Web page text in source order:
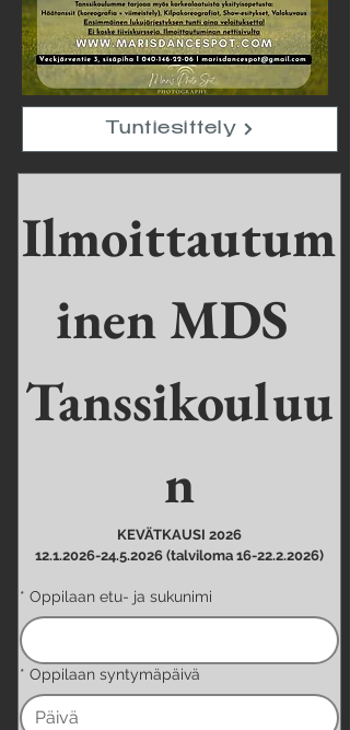
Tuntiesittely
Ilmoittautum
inen MDS
Tanssikouluu
n
KEVÄTKAUSI 2026
12.1.2026-24.5.2026 (talviloma 16-22.2.2026)
* Oppilaan etu- ja sukunimi
* Oppilaan syntymäpäivä